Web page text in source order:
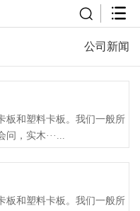
公司新闻
板和塑料卡板。我们一般所
，实木···...
板和塑料卡板。我们一般所